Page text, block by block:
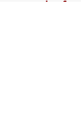
e venha